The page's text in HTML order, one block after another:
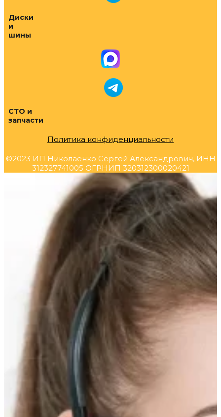
Диски
и
шины
СТО и
запчасти
Политика конфиденциальности
©2023 ИП Николаенко Сергей Александрович, ИНН
312327741005 ОГРНИП 320312300020421